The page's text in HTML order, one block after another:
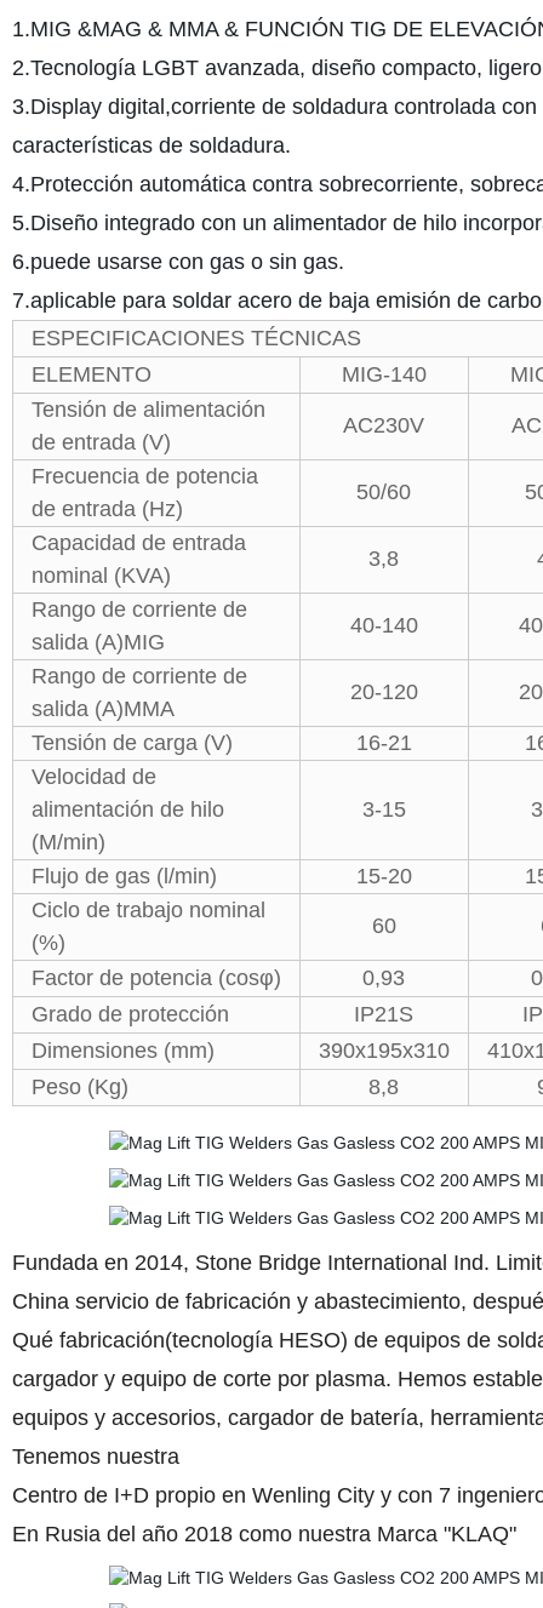
1.MIG &MAG & MMA & FUNCIÓN TIG DE
2.Tecnología LGBT avanzada, diseño compacto,
3.Display digital,corriente de soldadura controlada
características de soldadura.
4.Protección automática contra sobrecorriente,
5.Diseño integrado con un alimentador de hilo
6.puede usarse con gas o sin gas.
7.aplicable para soldar acero de baja emisión de
ESPECIFICACIONES TÉCNICAS
ELEMENTO
MIG-140
Tensión de alimentación
de entrada (V)
AC230V
Frecuencia de potencia
de entrada (Hz)
50/60
Capacidad de entrada
nominal (KVA)
3,8
Rango de corriente de
salida (A)MIG
40-140
Rango de corriente de
salida (A)MMA
20-120
Tensión de carga (V) 16-21
Velocidad de
alimentación de hilo
(M/min)
3-15
Flujo de gas (l/min) 15-20
Ciclo de trabajo nominal
(%)
60
Factor de potencia (cosφ) 0,93
Grado de protección
IP21S
Dimensiones (mm)
390x195x310
Peso (Kg)
8,8
Fundada en 2014, Stone Bridge International Ind.
China servicio de fabricación y abastecimiento,
Qué fabricación(tecnología HESO) de equipos de
cargador y equipo de corte por plasma. Hemos
equipos y accesorios, cargador de batería,
Tenemos nuestra
Centro de I+D propio en Wenling City y con 7
En Rusia del año 2018 como nuestra Marca "KLAQ"